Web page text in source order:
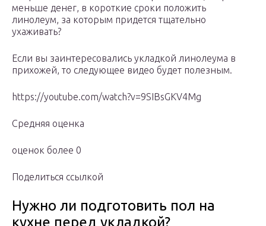
меньше денег, в короткие сроки положить
линолеум, за которым придется тщательно
ухаживать?
Если вы заинтересовались укладкой линолеума в
прихожей, то следующее видео будет полезным.
https://youtube.com/watch?v=9SIBsGKV4Mg
Средняя оценка
оценок более 0
Поделиться ссылкой
Нужно ли подготовить пол на
кухне перед укладкой?